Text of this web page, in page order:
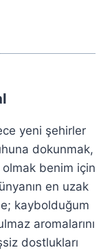
yeni şehirler
dokunmak,
olmak benim için
en uzak
kaybolduğum
aromalarını
dostlukları